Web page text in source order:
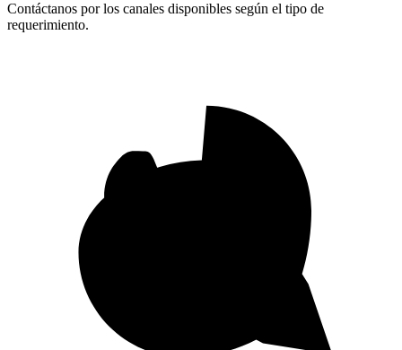
Contáctanos por los canales disponibles según el tipo de
requerimiento.